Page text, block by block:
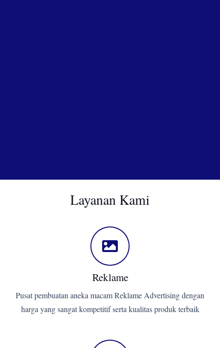
Layanan Kami
Reklame
Pusat pembuatan aneka macam Reklame Advertising dengan
harga yang sangat kompetitif serta kualitas produk terbaik